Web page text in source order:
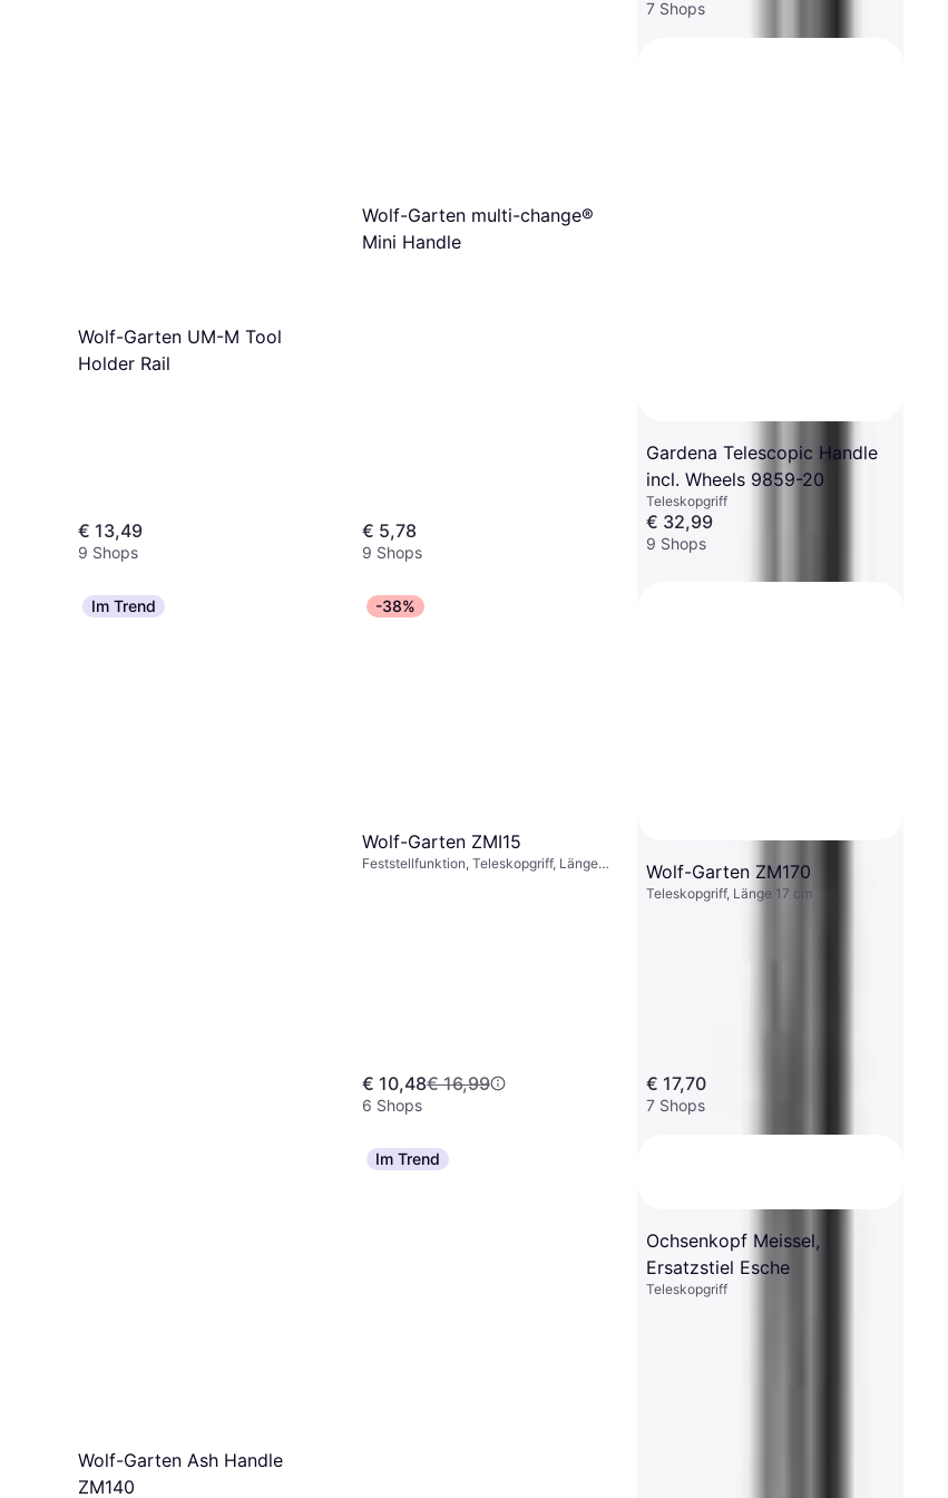
Gardena Combisystem
Ergoline Handle 3734-20
7 Shops
Wolf-Garten UM-M Tool
Holder Rail
€ 13,49
9 Shops
Wolf-Garten multi-change®
Mini Handle
€ 5,78
9 Shops
Gardena Telescopic Handle
incl. Wheels 9859-20
Teleskopgriff
€ 32,99
9 Shops
Im Trend -38%
Wolf-Garten ZMI15
Feststellfunktion, Teleskopgriff, Länge
€ 10,48€ 16,99
6 Shops
Wolf-Garten ZM170
Teleskopgriff, Länge 17 cm
€ 17,70
7 Shops
Wolf-Garten Ash Handle
ZM140
Im Trend
Ochsenkopf Meissel,
Ersatzstiel Esche
Teleskopgriff